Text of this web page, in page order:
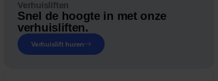
Verhuisliften
Snel de hoogte in met onze
verhuisliften.
Verhuislift huren